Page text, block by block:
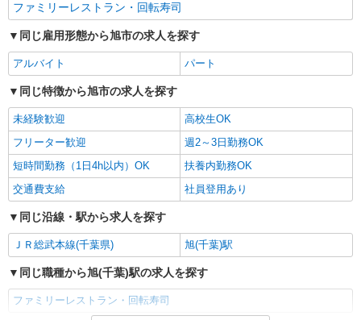
ファミリーレストラン・回転寿司
同じ雇用形態から旭市の求人を探す
アルバイト パート
同じ特徴から旭市の求人を探す
未経験歓迎
高校生OK
フリーター歓迎
週2～3日勤務OK
短時間勤務（1日4h以内）OK
扶養内勤務OK
交通費支給
社員登用あり
同じ沿線・駅から求人を探す
ＪＲ総武本線(千葉県) 旭(千葉)駅
同じ職種から旭(千葉)駅の求人を探す
ファミリーレストラン・回転寿司